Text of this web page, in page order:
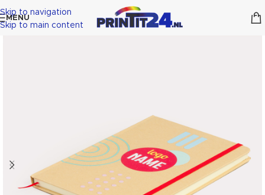
Skip to navigation
Skip to main content
MENU